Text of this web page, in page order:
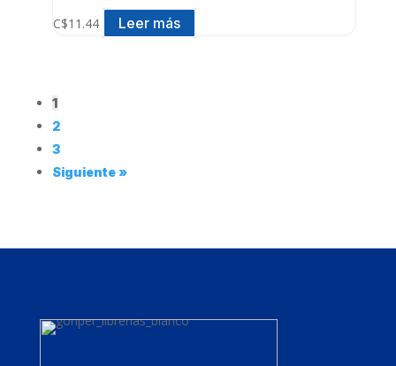
C$11.44 Leer más
1
2
3
Siguiente »